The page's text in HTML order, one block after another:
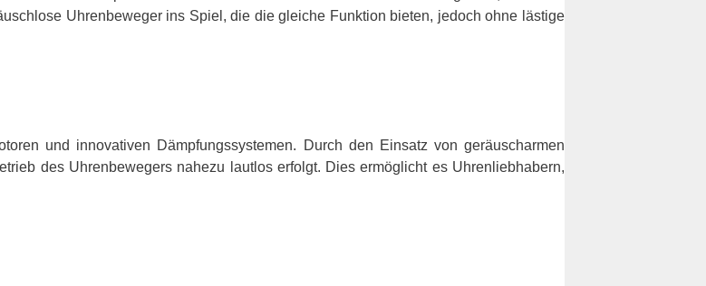
Uhrenbeweger ins Spiel, die die gleiche Funktion bieten, jedoch ohne lästige
und innovativen Dämpfungssystemen. Durch den Einsatz von geräuscharmen
des Uhrenbewegers nahezu lautlos erfolgt. Dies ermöglicht es Uhrenliebhabern,